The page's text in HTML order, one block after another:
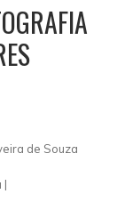
de Souza
|